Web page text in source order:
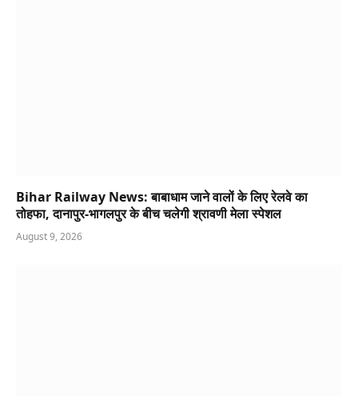
Bihar Railway News: बाबाधाम जाने वालों के लिए रेलवे का
तोहफा, दानापुर-भागलपुर के बीच चलेगी श्रावणी मेला स्पेशल
August 9, 2026